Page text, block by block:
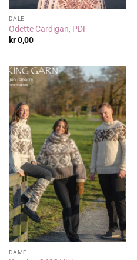
DALE
Odette Cardigan, PDF
kr0,00
DAME